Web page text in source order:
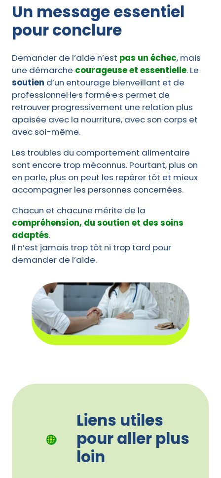
Un message essentiel
pour conclure
Demander de l’aide n’est pas un échec, mais
une démarche courageuse et essentielle. Le
soutien d’un entourage bienveillant et de
professionnel·le·s formé·e·s permet de
retrouver progressivement une relation plus
apaisée avec la nourriture, avec son corps et
avec soi-même.
Les troubles du comportement alimentaire
sont encore trop méconnus. Pourtant, plus on
en parle, plus on peut les repérer tôt et mieux
accompagner les personnes concernées.
Chacun et chacune mérite de la
compréhension, du soutien et des soins
adaptés.
Il n’est jamais trop tôt ni trop tard pour
demander de l’aide.
Liens utiles
pour aller plus
loin